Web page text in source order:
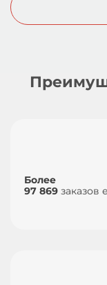
Более
97 869 заказов